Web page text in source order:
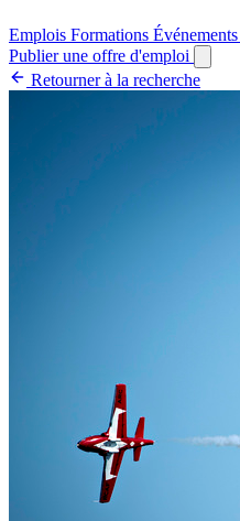
Emplois Formations Événements
Publier une offre d'emploi
Retourner à la recherche